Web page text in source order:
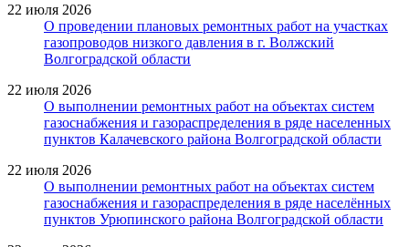
22 июля 2026
О проведении плановых ремонтных работ на участках
газопроводов низкого давления в г. Волжский
Волгоградской области
22 июля 2026
О выполнении ремонтных работ на объектах систем
газоснабжения и газораспределения в ряде населенных
пунктов Калачевского района Волгоградской области
22 июля 2026
О выполнении ремонтных работ на объектах систем
газоснабжения и газораспределения в ряде населённых
пунктов Урюпинского района Волгоградской области